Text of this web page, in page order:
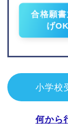
合格願
げOK
小学校
何から
ノートルダム学
京都女子大学附
洛南高等学校附
京都聖母学院小
京都文教小学校
立命館小学校
小学校情報